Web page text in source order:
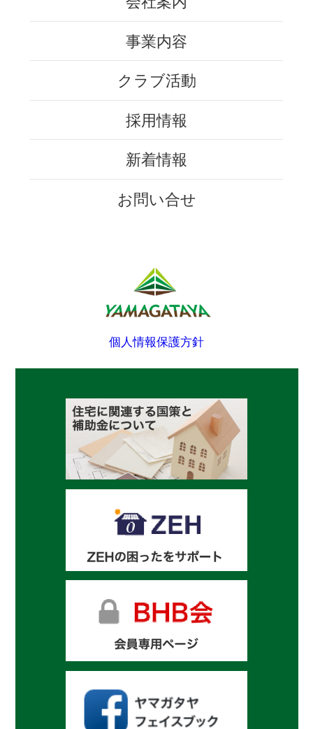
事業内容
クラブ活動
採用情報
新着情報
お問い合せ
個人情報保護方針